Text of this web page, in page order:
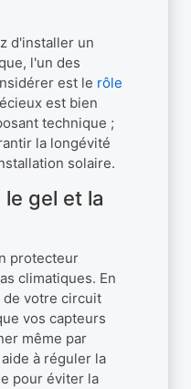
d'installer un
l'un des
est le rôle
est bien
technique ;
la longévité
solaire.
gel et la
protecteur
climatiques. En
de votre circuit
vos capteurs
même par
à réguler la
pour éviter la